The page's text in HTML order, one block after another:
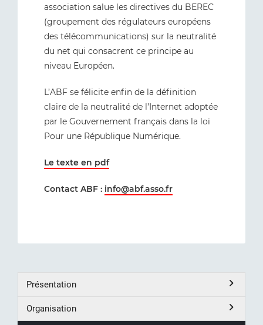
association salue les directives du BEREC
(groupement des régulateurs européens
des télécommunications) sur la neutralité
du net qui consacrent ce principe au
niveau Européen.
L’ABF se félicite enfin de la définition
claire de la neutralité de l’Internet adoptée
par le Gouvernement français dans la loi
Pour une République Numérique.
Le texte en pdf
Contact ABF : info@abf.asso.fr
Présentation
Organisation